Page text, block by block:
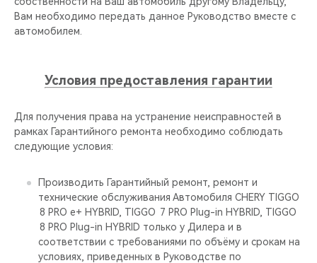
НАШИ МЕРОПРИЯТИЯ
CHERY ДЛЯ ДЕТЕЙ
Вам необходимо передать данное Руководство вместе с
автомобилем.
Условия предоставления гарантии
Для получения права на устранение неисправностей в
рамках Гарантийного ремонта необходимо соблюдать
следующие условия:
Производить Гарантийный ремонт, ремонт и
технические обслуживания Автомобиля CHERY TIGGO
8 PRO е+ HYBRID, TIGGO 7 PRO Plug-in HYBRID, TIGGO
8 PRO Plug-in HYBRID только у Дилера и в
соответствии с требованиями по объёму и срокам на
условиях, приведенных в Руководстве по